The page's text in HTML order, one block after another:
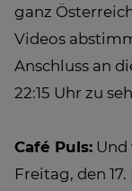
ganz
Videos
Anschluss an
22:15 Uhr zu
Café Puls: Und
Freitag, den